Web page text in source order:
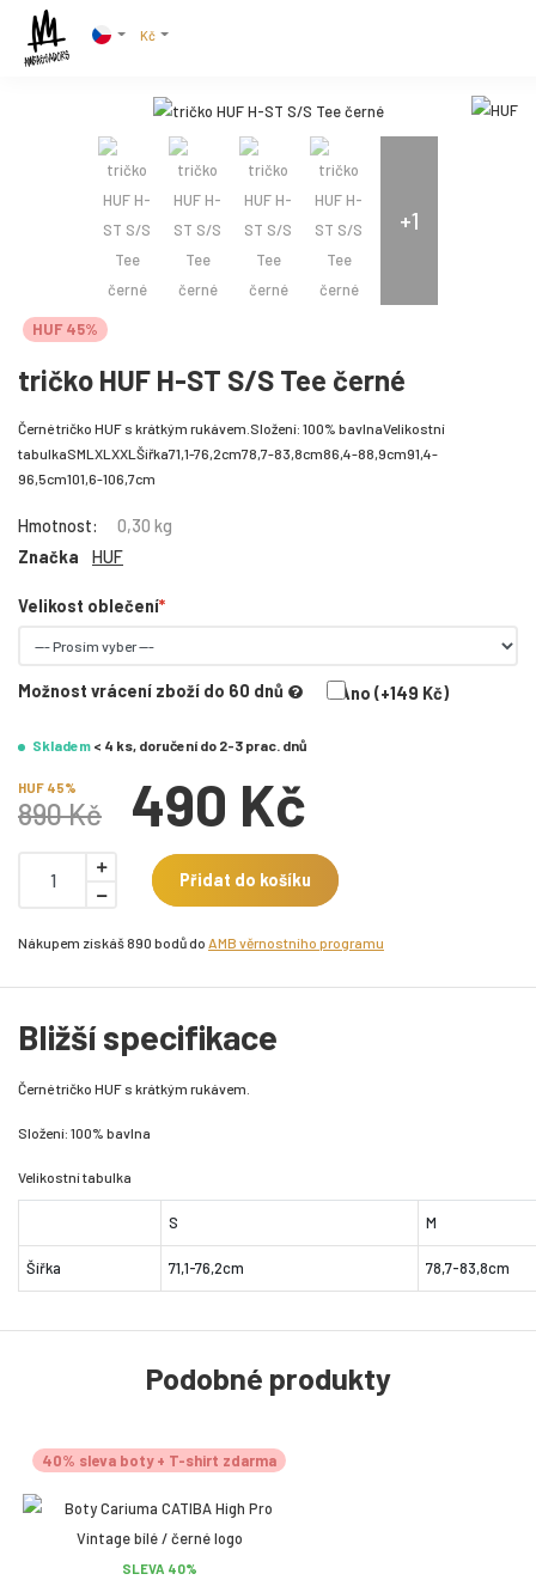
Kč
+1
HUF 45%
tričko HUF H-ST S/S Tee černé
Černé tričko HUF s krátkým rukávem.Složení: 100% bavlnaVelikostní
tabulkaSMLXLXXLŠířka71,1-76,2cm78,7-83,8cm86,4-88,9cm91,4-
96,5cm101,6-106,7cm
Hmotnost:
0,30 kg
Značka
HUF
Velikost oblečení
Možnost vrácení zboží do 60 dnů Ano (+149 Kč)
Skladem < 4 ks, doručení do 2-3 prac. dnů
HUF 45%
890 Kč 490 Kč
Přidat do košíku
Nákupem získáš 890 bodů do AMB věrnostního programu
Bližší specifikace
Černé tričko HUF s krátkým rukávem.
Složení: 100% bavlna
Velikostní tabulka
S M
Šířka 71,1-76,2cm 78,7-83,8cm
Podobné produkty
40% sleva boty + T-shirt zdarma
SLEVA 40%